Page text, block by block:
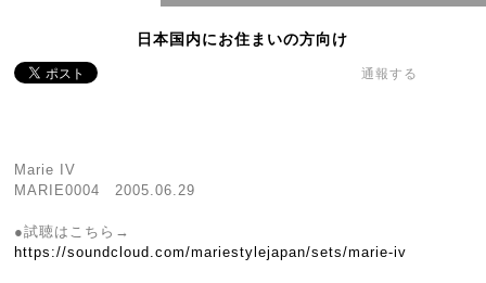
日本国内にお住まいの方向け
通報する
Marie IV
MARIE0004 2005.06.29
●試聴はこちら→
https://soundcloud.com/mariestylejapan/sets/marie-iv